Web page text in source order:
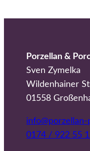
Porzellan &
Sven Zymelka
Wildenhainer
01558
0174 / 922 55